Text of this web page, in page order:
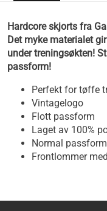
Hardcore skjorts fra
Det myke materialet
under treningsøkten!
passform!
Perfekt for tøffe
Vintagelogo
Flott passform
Laget av 100%
Normal passform
Frontlommer